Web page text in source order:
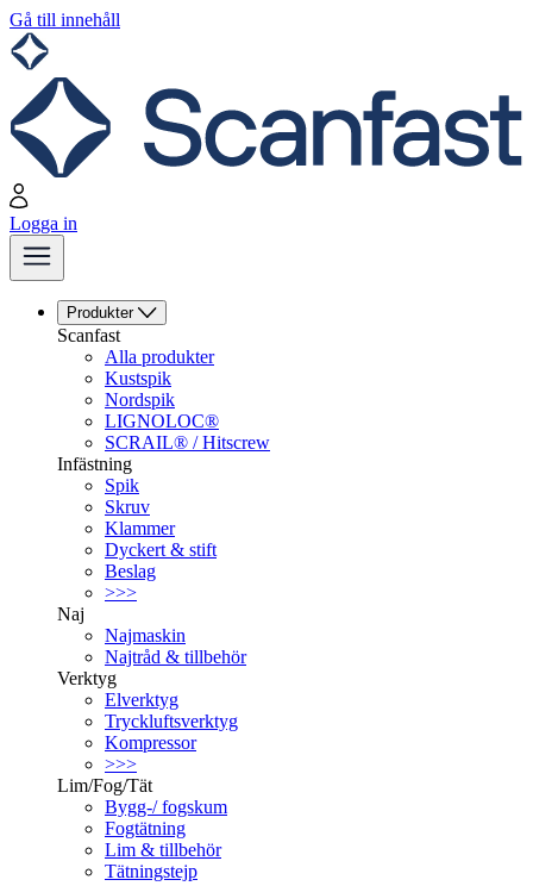
Gå till innehåll
Logga in
Produkter
Scanfast
Alla produkter
Kustspik
Nordspik
LIGNOLOC®
SCRAIL® / Hitscrew
Infästning
Spik
Skruv
Klammer
Dyckert & stift
Beslag
>>>
Naj
Najmaskin
Najtråd & tillbehör
Verktyg
Elverktyg
Tryckluftsverktyg
Kompressor
>>>
Lim/Fog/Tät
Bygg-/ fogskum
Fogtätning
Lim & tillbehör
Tätningstejp